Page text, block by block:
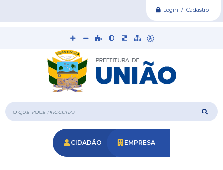
Login / Cadastro
O que voce procura?
CIDADÃO EMPRESA